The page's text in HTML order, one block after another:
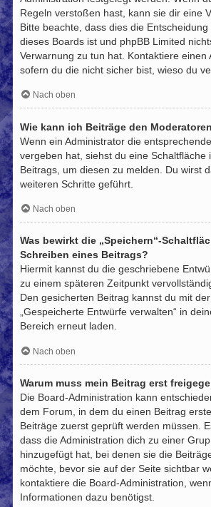
Regeln verstoßen hast, kann sie dir eine
Bitte beachte, dass dies die
dieses Boards ist und phpBB Limited
Verwarnung zu tun hat. Kontaktiere einen
sofern du die nicht sicher bist, wieso du
Nach oben
Wie kann ich Beiträge den
Wenn ein Administrator die
vergeben hat, siehst du eine Schaltfläche
Beitrags, um diesen zu melden. Du wirst
weiteren Schritte geführt.
Nach oben
Was bewirkt die „Speichern“-
Schreiben eines Beitrags?
Hiermit kannst du die geschriebene
zu einem späteren Zeitpunkt
Den gesicherten Beitrag kannst du mit
„Gespeicherte Entwürfe verwalten“ in
Bereich erneut laden.
Nach oben
Warum muss mein Beitrag erst
Die Board-Administration kann
dem Forum, in dem du einen Beitrag
Beiträge zuerst geprüft werden müssen.
dass die Administration dich zu einer
hinzugefügt hat, bei denen sie die
möchte, bevor sie auf der Seite sichtbar
kontaktiere die Board-Administration,
Informationen dazu benötigst.